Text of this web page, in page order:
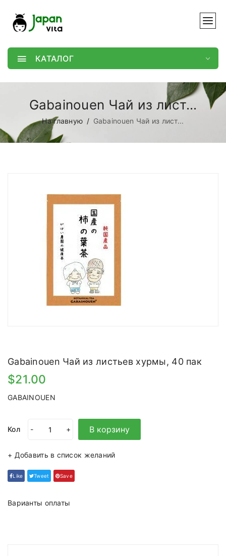
КАТАЛОГ
Gabainouen Чай из лист...
На главную Gabainouen Чай из лист...
Gabainouen Чай из листьев хурмы, 40 пак
$21.00
GABAINOUEN
Кол - + В корзину
+ Добавить в список желаний
Like Tweet Save
Варианты оплаты